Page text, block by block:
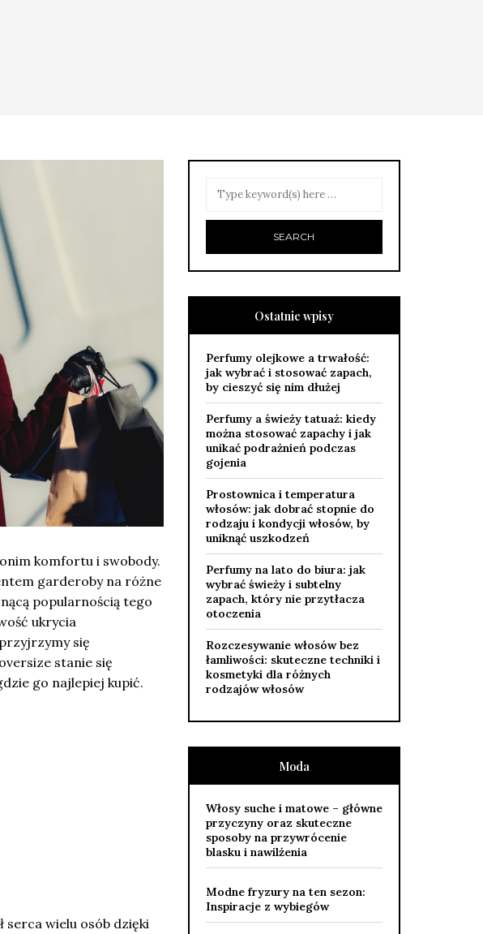
komfortu i swobody.
garderoby na różne
popularnością tego
ukrycia
się
stanie się
go najlepiej kupić.
wielu osób dzięki
Ostatnie wpisy
Perfumy olejkowe a trwałość:
jak wybrać i stosować zapach,
by cieszyć się nim dłużej
Perfumy a świeży tatuaż: kiedy
można stosować zapachy i jak
unikać podrażnień podczas
gojenia
Prostownica i temperatura
włosów: jak dobrać stopnie do
rodzaju i kondycji włosów, by
uniknąć uszkodzeń
Perfumy na lato do biura: jak
wybrać świeży i subtelny
zapach, który nie przytłacza
otoczenia
Rozczesywanie włosów bez
łamliwości: skuteczne techniki i
kosmetyki dla różnych
rodzajów włosów
Moda
Włosy suche i matowe – główne
przyczyny oraz skuteczne
sposoby na przywrócenie
blasku i nawilżenia
Modne fryzury na ten sezon:
Inspiracje z wybiegów